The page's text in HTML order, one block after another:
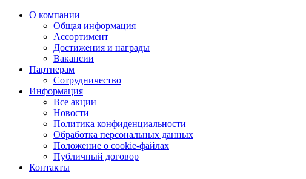
О компании
Общая информация
Ассортимент
Достижения и награды
Вакансии
Партнерам
Сотрудничество
Информация
Все акции
Новости
Политика конфиденциальности
Обработка персональных данных
Положение о cookie-файлах
Публичный договор
Контакты